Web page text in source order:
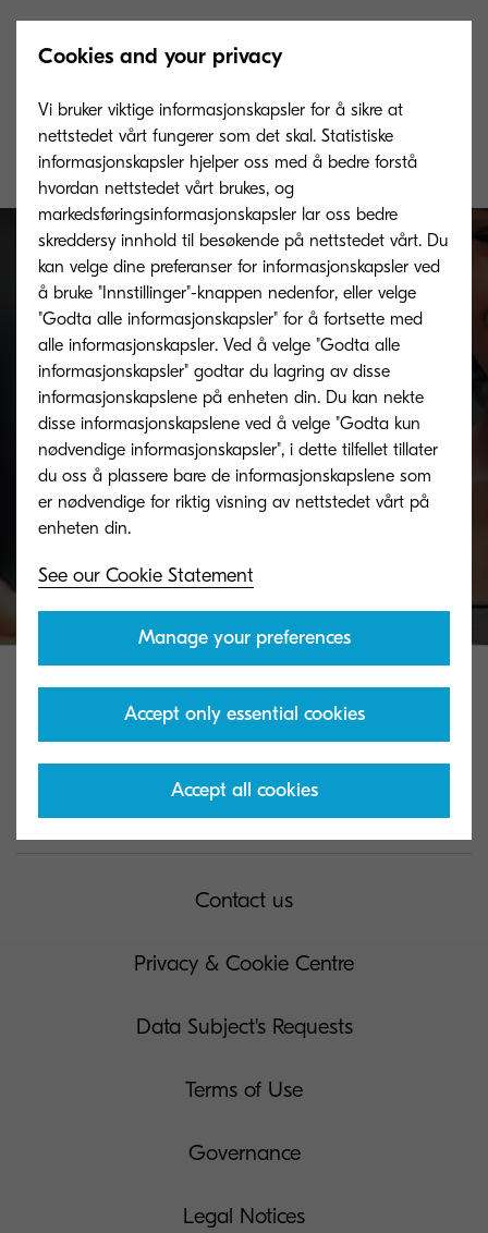
Toner-utstyr sort for 40000 ark med ISO/IEC
Toner take-back service
KYOCERA's toner recycling programme allows
organisations to return toners in a variety of ways.
Discover more
Kyocera Document Solutions Global
Contact us
Privacy & Cookie Centre
Data Subject's Requests
Terms of Use
Governance
Legal Notices
Cookies and your privacy
Vi bruker viktige informasjonskapsler for å sikre at
nettstedet vårt fungerer som det skal. Statistiske
informasjonskapsler hjelper oss med å bedre forstå
hvordan nettstedet vårt brukes, og
markedsføringsinformasjonskapsler lar oss bedre
skreddersy innhold til besøkende på nettstedet vårt. Du
kan velge dine preferanser for informasjonskapsler ved
å bruke "Innstillinger"-knappen nedenfor, eller velge
"Godta alle informasjonskapsler" for å fortsette med
alle informasjonskapsler. Ved å velge "Godta alle
informasjonskapsler" godtar du lagring av disse
informasjonskapslene på enheten din. Du kan nekte
disse informasjonskapslene ved å velge "Godta kun
nødvendige informasjonskapsler", i dette tilfellet tillater
du oss å plassere bare de informasjonskapslene som
er nødvendige for riktig visning av nettstedet vårt på
See our Cookie Statement
Manage your preferences
Accept only essential cookies
Accept all cookies